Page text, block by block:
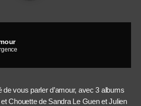
de vous parler d’amour, avec 3 albums
Chouette de Sandra Le Guen et Julien